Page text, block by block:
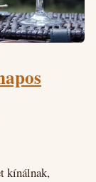
kínálnak,